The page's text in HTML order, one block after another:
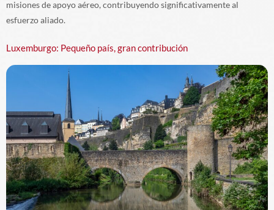
misiones de apoyo aéreo, contribuyendo significativamente al
esfuerzo aliado.
Luxemburgo: Pequeño país, gran contribución